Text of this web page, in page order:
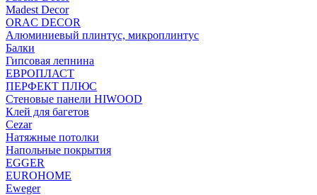
Madest Decor
ORAC DECOR
Алюминиевый плинтус, микроплинтус
Балки
Гипсовая лепнина
ЕВРОПЛАСТ
ПЕРФЕКТ ПЛЮС
Стеновые панели HIWOOD
Клей для багетов
Cezar
Натяжные потолки
Напольные покрытия
EGGER
EUROHOME
Eweger